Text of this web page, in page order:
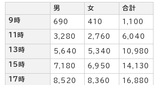
男 女
合計
9時
690 410 1,100
11時 3,280 2,760 6,040
13時 5,640 5,340 10,980
15時 7,180 6,950 14,130
17時 8,520 8,360 16,880